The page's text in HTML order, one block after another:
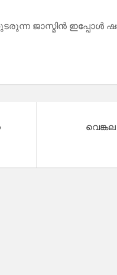
ജാസ്മിൻ ഇപ്പോൾ